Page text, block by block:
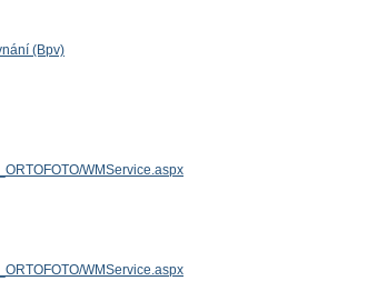
(Bpv)
WMService.aspx
WMService.aspx